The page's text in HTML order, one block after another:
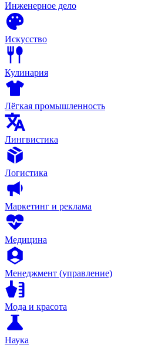
Инженерное дело
Искусство
Кулинария
Лёгкая промышленность
Лингвистика
Логистика
Маркетинг и реклама
Медицина
Менеджмент (управление)
Мода и красота
Наука